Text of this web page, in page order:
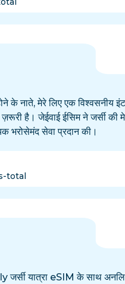
के नाते, मेरे लिए एक विश्वसनीय
है। जेईवाई ईसिम ने जर्सी की
भरोसेमंद सेवा प्रदान की।
total
यात्रा eSIM के साथ